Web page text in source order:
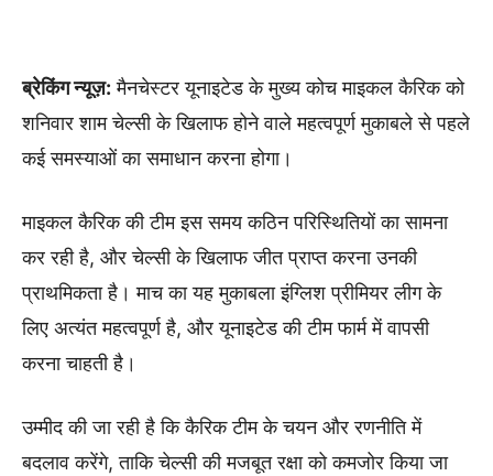
ब्रेकिंग न्यूज़: मैनचेस्टर यूनाइटेड के मुख्य कोच माइकल कैरिक को
शनिवार शाम चेल्सी के खिलाफ होने वाले महत्वपूर्ण मुकाबले से पहले
कई समस्याओं का समाधान करना होगा।
माइकल कैरिक की टीम इस समय कठिन परिस्थितियों का सामना
कर रही है, और चेल्सी के खिलाफ जीत प्राप्त करना उनकी
प्राथमिकता है। माच का यह मुकाबला इंग्लिश प्रीमियर लीग के
लिए अत्यंत महत्वपूर्ण है, और यूनाइटेड की टीम फार्म में वापसी
करना चाहती है।
उम्मीद की जा रही है कि कैरिक टीम के चयन और रणनीति में
बदलाव करेंगे, ताकि चेल्सी की मजबूत रक्षा को कमजोर किया जा